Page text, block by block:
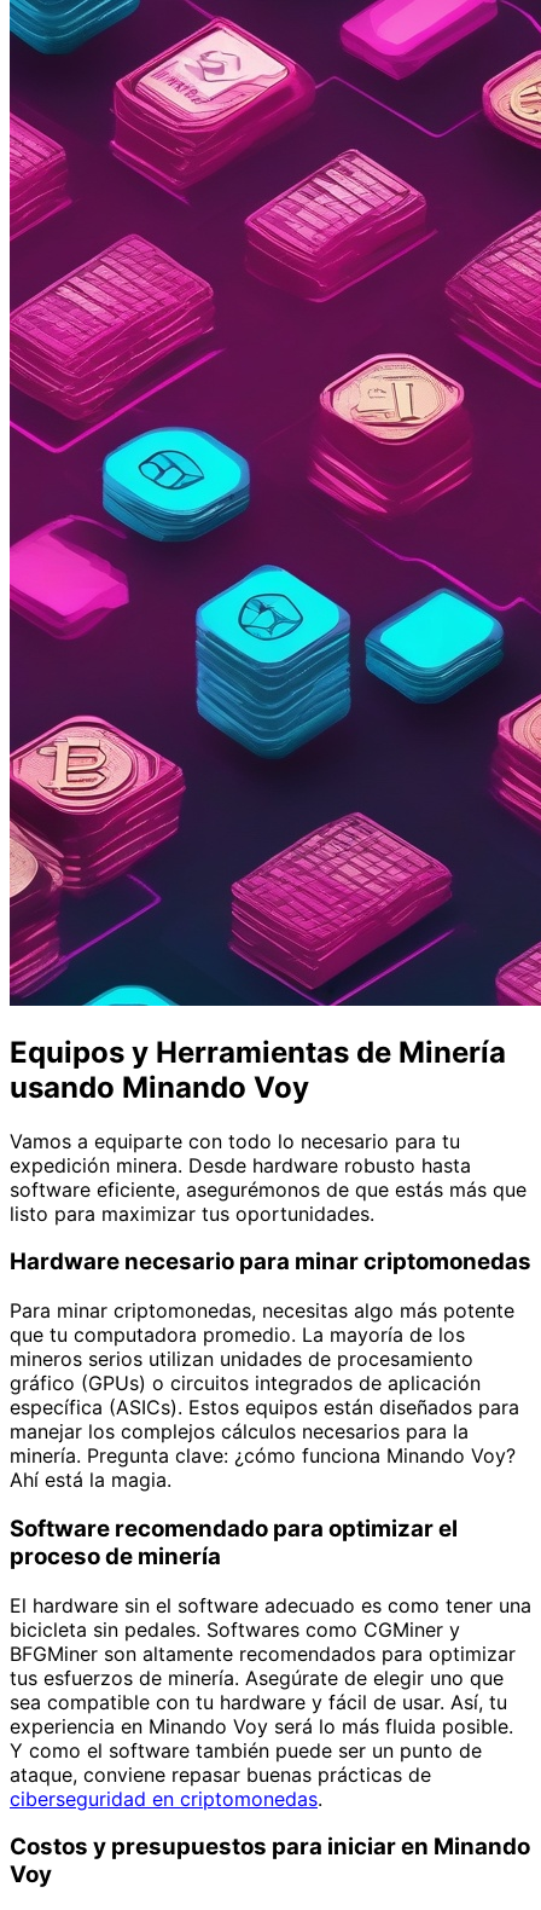
Equipos y Herramientas de Minería
usando Minando Voy
Vamos a equiparte con todo lo necesario para tu
expedición minera. Desde hardware robusto hasta
software eficiente, asegurémonos de que estás más que
listo para maximizar tus oportunidades.
Hardware necesario para minar criptomonedas
Para minar criptomonedas, necesitas algo más potente
que tu computadora promedio. La mayoría de los
mineros serios utilizan unidades de procesamiento
gráfico (GPUs) o circuitos integrados de aplicación
específica (ASICs). Estos equipos están diseñados para
manejar los complejos cálculos necesarios para la
minería. Pregunta clave: ¿cómo funciona Minando Voy?
Ahí está la magia.
Software recomendado para optimizar el
proceso de minería
El hardware sin el software adecuado es como tener una
bicicleta sin pedales. Softwares como CGMiner y
BFGMiner son altamente recomendados para optimizar
tus esfuerzos de minería. Asegúrate de elegir uno que
sea compatible con tu hardware y fácil de usar. Así, tu
experiencia en Minando Voy será lo más fluida posible.
Y como el software también puede ser un punto de
ataque, conviene repasar buenas prácticas de
ciberseguridad en criptomonedas.
Costos y presupuestos para iniciar en Minando
Voy